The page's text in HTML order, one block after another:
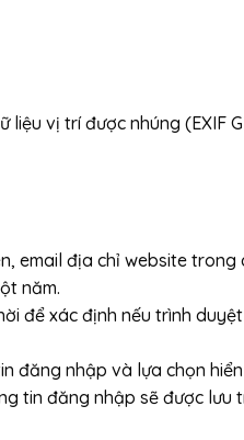
vị trí được nhúng
email địa chỉ website
năm.
để xác định nếu trình
đăng nhập và lựa chọn
tin đăng nhập sẽ được